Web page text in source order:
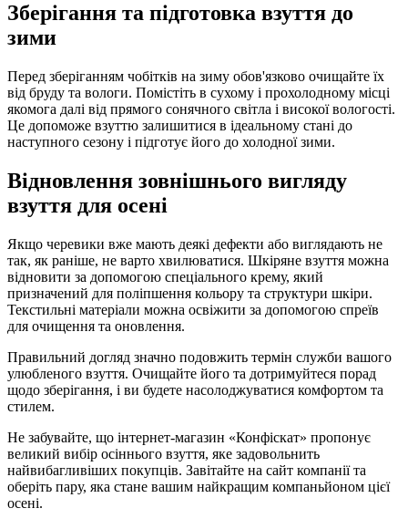
Зберігання та підготовка взуття до
зими
Перед зберіганням чобітків на зиму обов'язково очищайте їх
від бруду та вологи. Помістіть в сухому і прохолодному місці
якомога далі від прямого сонячного світла і високої вологості.
Це допоможе взуттю залишитися в ідеальному стані до
наступного сезону і підготує його до холодної зими.
Відновлення зовнішнього вигляду
взуття для осені
Якщо черевики вже мають деякі дефекти або виглядають не
так, як раніше, не варто хвилюватися. Шкіряне взуття можна
відновити за допомогою спеціального крему, який
призначений для поліпшення кольору та структури шкіри.
Текстильні матеріали можна освіжити за допомогою спреїв
для очищення та оновлення.
Правильний догляд значно подовжить термін служби вашого
улюбленого взуття. Очищайте його та дотримуйтеся порад
щодо зберігання, і ви будете насолоджуватися комфортом та
стилем.
Не забувайте, що інтернет-магазин «Конфіскат» пропонує
великий вибір осіннього взуття, яке задовольнить
найвибагливіших покупців. Завітайте на сайт компанії та
оберіть пару, яка стане вашим найкращим компаньйоном цієї
осені.